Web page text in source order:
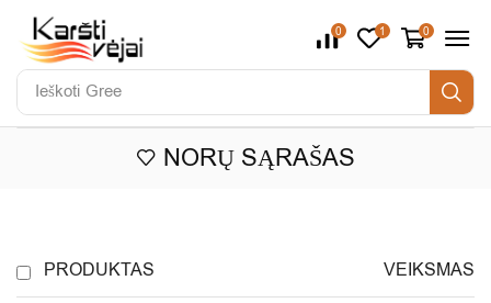
Ieškoti Gree
0 1 0
NORŲ SĄRAŠAS
PRODUKTAS VEIKSMAS